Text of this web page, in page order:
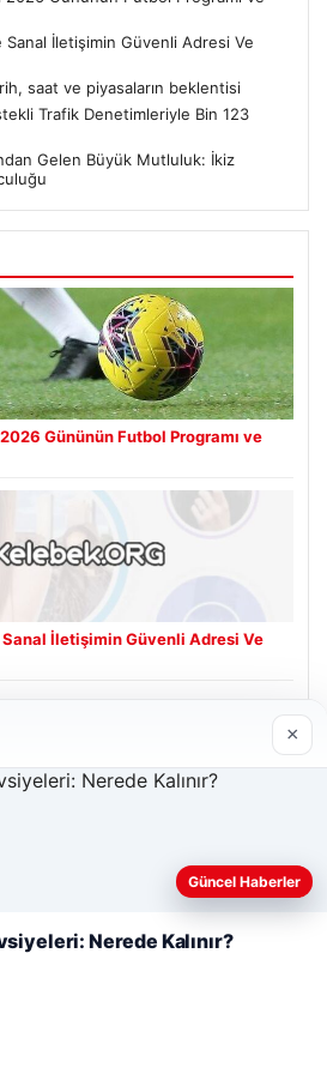
İletişimin Güvenli Adresi Ve
saat ve piyasaların beklentisi
Trafik Denetimleriyle Bin 123
Gelen Büyük Mutluluk: İkiz
Gününün Futbol Programı ve
İletişimin Güvenli Adresi Ve
daha iyi anlayabilmek,
ve geliştirmek amacıyla çerezler
×
Güncel Haberler
Nerede Kalınır?